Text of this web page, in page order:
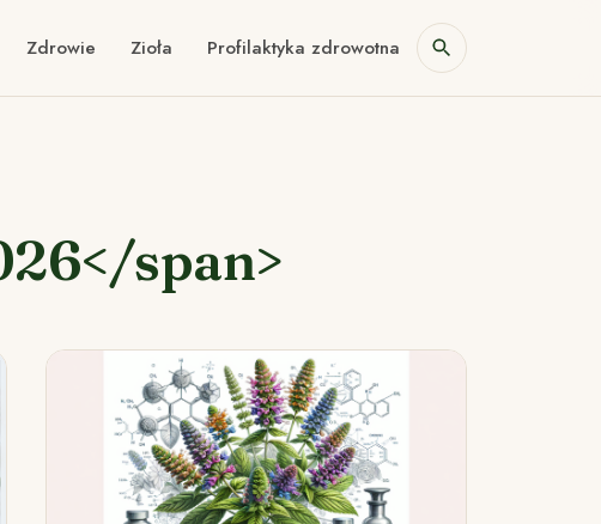
Zdrowie Zioła Profilaktyka zdrowotna
span>